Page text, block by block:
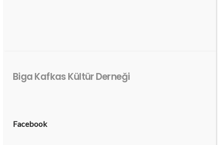
Biga Kafkas Kültür Derneği
Facebook